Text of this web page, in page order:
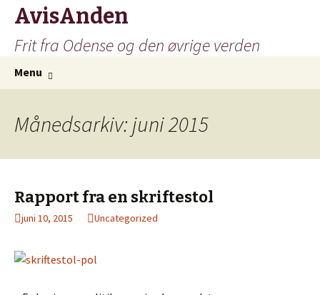
AvisAnden
Frit fra Odense og den øvrige verden
Menu
Månedsarkiv: juni 2015
Rapport fra en skriftestol
juni 10, 2015 Uncategorized